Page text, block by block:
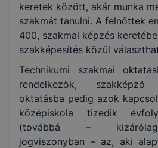
keretek között, akár munka
szakmát tanulni. A felnőttek
400, szakmai képzés
szakképesítés közül
Technikumi szakmai
rendelkezők,
oktatásba pedig azok
középiskola tizedik
(továbbá – kizárólag
jogviszonyban – az, aki